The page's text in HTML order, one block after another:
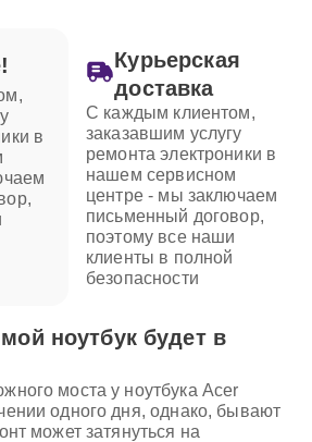
в
Курьерская
доставка
С каждым клиентом,
заказавшим услугу
ремонта электроники в
нашем сервисном
центре - мы заключаем
письменный договор,
поэтому все наши
клиенты в полной
безопасности
ноутбук будет в
моста у ноутбука Acer
одного дня, однако, бывают
может затянуться на